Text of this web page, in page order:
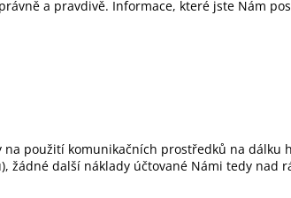
a pravdivě. Informace, které jste Nám
použití komunikačních prostředků na dálku
další náklady účtované Námi tedy nad